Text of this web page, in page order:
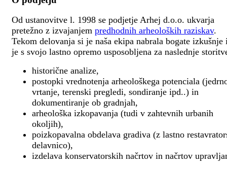
Od ustanovitve l. 1998 se podjetje Arhej d.o.o. ukvarja
pretežno z izvajanjem predhodnih arheoloških raziskav.
Tekom delovanja si je naša ekipa nabrala bogate izkušnje
je s svojo lastno opremo usposobljena za naslednje
historične analize,
postopki vrednotenja arheološkega potenciala
vrtanje, terenski pregledi, sondiranje ipd..) in
dokumentiranje ob gradnjah,
arheološka izkopavanja (tudi v zahtevnih urbanih
okoljih),
poizkopavalna obdelava gradiva (z lastno
delavnico),
izdelava konservatorskih načrtov in načrtov